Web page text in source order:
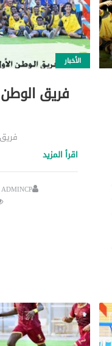
الأخبار
فريق
اقرأ المزيد
ADMINCP